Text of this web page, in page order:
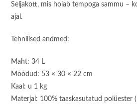
Seljakott, mis hoiab tempoga sammu –
ajal.
Tehnilised andmed:
Maht: 34 L
Mõõdud: 53 × 30 × 22 cm
Kaal: u 1 kg
Materjal: 100% taaskasutatud polüester